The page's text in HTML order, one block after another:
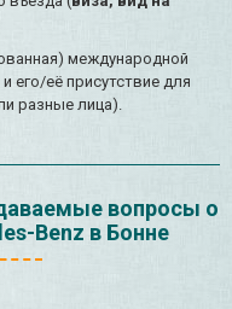
международной
его/её присутствие для
разные лица).
вопросы о
Benz в Бонне